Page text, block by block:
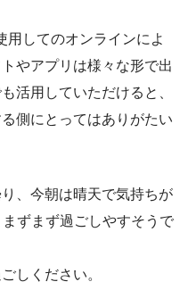
用してのオンラインによ
やアプリは様々な形で出
活用していただけると、
側にとってはありがたい
、今朝は晴天で気持ちが
ずまず過ごしやすそうで
しください。